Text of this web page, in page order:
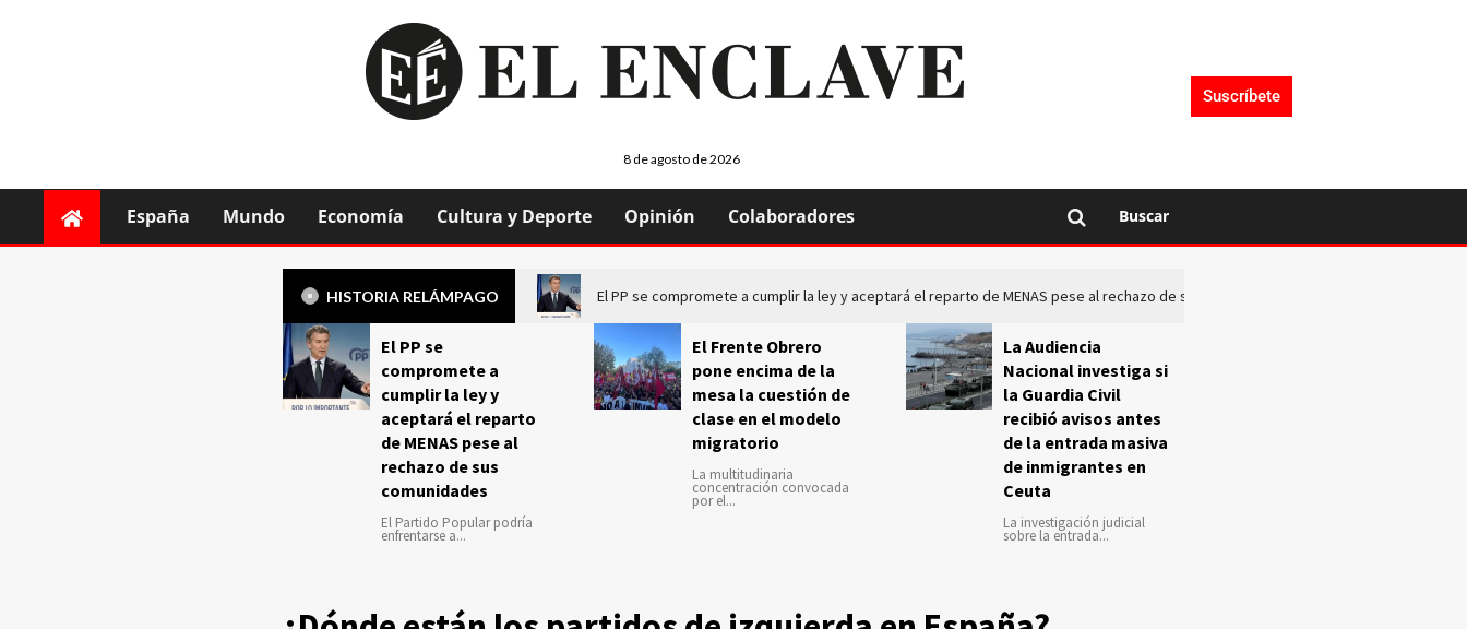
8 de agosto de 2026
Suscríbete
España Mundo Economía Cultura y Deporte Opinión Colaboradores Buscar
HISTORIA RELÁMPAGO El PP se compromete a cumplir la ley y aceptará el reparto de MENAS pese al rechazo de sus comunidades
El PP se
compromete a
cumplir la ley y
aceptará el reparto
de MENAS pese al
rechazo de sus
comunidades
El Partido Popular podría
enfrentarse a...
El Frente Obrero
pone encima de la
mesa la cuestión de
clase en el modelo
migratorio
La multitudinaria
concentración convocada
por el...
La Audiencia
Nacional investiga si
la Guardia Civil
recibió avisos antes
de la entrada masiva
de inmigrantes en
Ceuta
La investigación judicial
sobre la entrada...